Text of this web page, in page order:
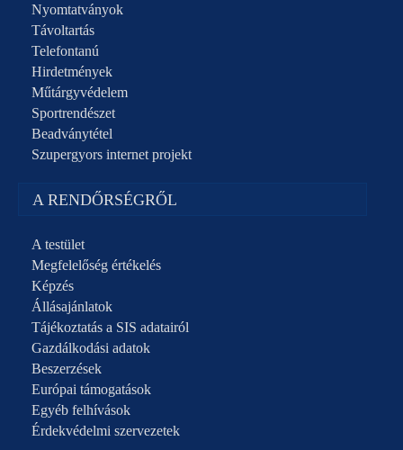
Nyomtatványok
Távoltartás
Telefontanú
Hirdetmények
Műtárgyvédelem
Sportrendészet
Beadványtétel
Szupergyors internet projekt
A RENDŐRSÉGRŐL
A testület
Megfelelőség értékelés
Képzés
Állásajánlatok
Tájékoztatás a SIS adatairól
Gazdálkodási adatok
Beszerzések
Európai támogatások
Egyéb felhívások
Érdekvédelmi szervezetek